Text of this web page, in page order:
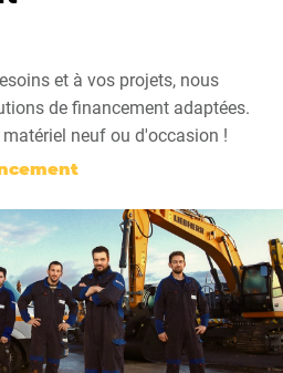
et à vos projets, nous
de financement adaptées.
neuf ou d'occasion !